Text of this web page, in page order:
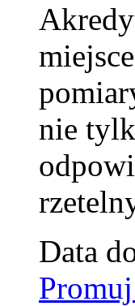
nie
Data